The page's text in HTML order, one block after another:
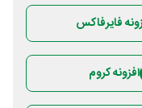
فایرفاکس
افزونه کروم